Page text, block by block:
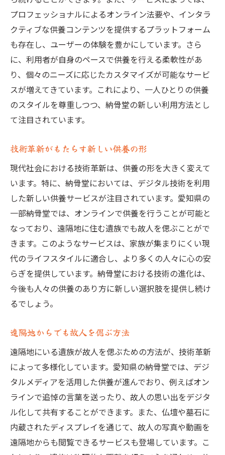
プロフェッショナルによるオンライン法要や、インタラ
クティブな供養コンテンツを提供するプラットフォーム
も存在し、ユーザーの体験を豊かにしています。さら
に、利用者が自身のペースで供養を行える柔軟性があ
り、個々のニーズに応じたカスタマイズが可能なサービ
スが増えてきています。これにより、一人ひとりの供養
のスタイルを尊重しつつ、納骨堂の新しい利用方法とし
て注目されています。
技術革新がもたらす新しい供養の形
現代社会における技術革新は、供養の形を大きく変えて
います。特に、納骨堂においては、デジタル技術を利用
した新しい供養サービスが注目されています。愛知県の
一部納骨堂では、オンラインで供養を行うことが可能と
なっており、遠隔地に住む遺族でも故人を偲ぶことがで
きます。このようなサービスは、家族が集まりにくい現
代のライフスタイルに適合し、より多くの人々に心の安
らぎを提供しています。納骨堂における技術の進化は、
今後も人々の供養のあり方に新しい選択肢を提供し続け
るでしょう。
遠隔地からでも故人を偲ぶ方法
遠隔地にいる遺族が故人を偲ぶための方法が、技術革新
によって多様化しています。愛知県の納骨堂では、デジ
タルメディアを活用した供養が進んでおり、例えばオン
ラインで追悼の言葉を送ったり、故人の思い出をデジタ
ル化して共有することができます。また、仏壇や墓石に
内蔵されたディスプレイを通じて、故人の写真や動画を
遠隔地からも閲覧できるサービスも登場しています。こ